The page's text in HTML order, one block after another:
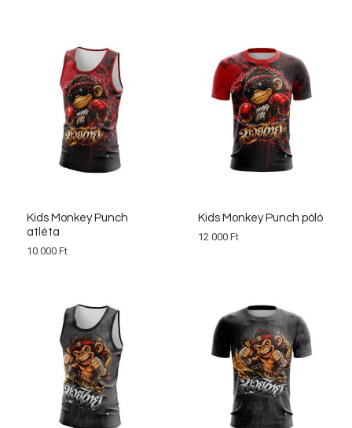
Kids Monkey Punch
atléta
10 000 Ft
Kids Monkey Punch póló
12 000 Ft